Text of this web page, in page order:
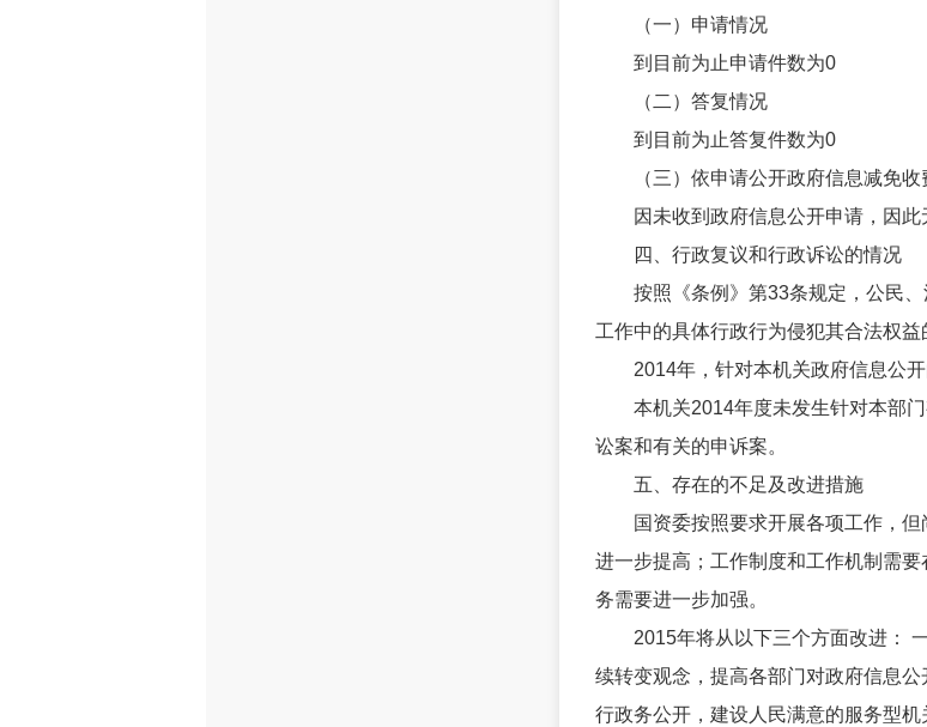
（一）申请情况
到目前为止申请件数为0
（二）答复情况
到目前为止答复件数为0
（三）依申请公开政府信息减免收
因未收到政府信息公开申请，因此
四、行政复议和行政诉讼的情况
按照《条例》第33条规定，公民、
工作中的具体行政行为侵犯其合法权
2014年，针对本机关政府信息公开
本机关2014年度未发生针对本部门
讼案和有关的申诉案。
五、存在的不足及改进措施
国资委按照要求开展各项工作，但
进一步提高；工作制度和工作机制需
务需要进一步加强。
2015年将从以下三个方面改进： 一
续转变观念，提高各部门对政府信息
行政务公开，建设人民满意的服务型